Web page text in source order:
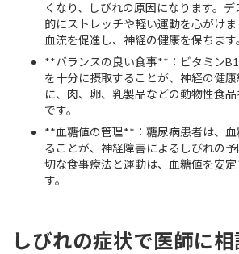
くなり、しびれの原因になります。
的にストレッチや軽い運動を心がけ
血流を促進し、神経の健康を保ちます
**バランスの良い食事**：ビタミン
を十分に摂取することが、神経の健
に、肉、卵、乳製品などの動物性食
です。
**血糖値の管理**：糖尿病患者は、
ることが、神経障害によるしびれの
切な食事療法と運動は、血糖値を安
す。
しびれの症状で医師に